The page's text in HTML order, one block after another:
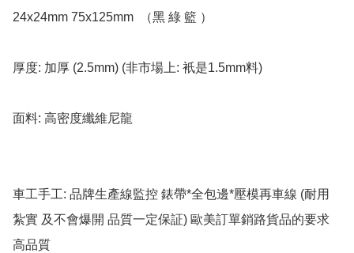
24x24mm 75x125mm  （黑 綠 籃 ）
厚度: 加厚 (2.5mm) (非市場上: 衹是1.5mm料)
面料: 高密度纖維尼龍
車工手工: 品牌生產線監控 錶帶*全包邊*壓模再車線 (耐用
紮實 及不會爆開 品質一定保証) 歐美訂單銷路貨品的要求
高品質